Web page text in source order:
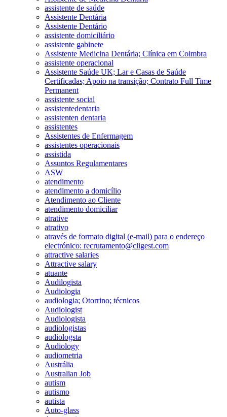
assistente de saúde
Assistente Dentária
Assistente Dentário
assistente domiciliário
assistente gabinete
Assistente Medicina Dentária; Clínica em Coimbra
assistente operacional
Assistente Saúde UK; Lar e Casas de Saúde
Certificadas; Apoio na transição; Contrato Full Time
Permanent
assistente social
assistentedentaria
assistenten dentaria
assistentes
Assistentes de Enfermagem
assistentes operacionais
assistida
Assuntos Regulamentares
ASW
atendimento
atendimento a domicílio
Atendimento ao Cliente
atendimento domiciliar
atrative
atrativo
através de formato digital (e-mail) para o endereço
electrónico: recrutamento@cligest.com
attractive salaries
Attractive salary
atuante
Audilogista
Audiologia
audiologia; Otorrino; técnicos
Audiologist
Audiologista
audiologistas
audiologsta
Audiology
audiometria
Austrália
Australian Job
autism
autismo
autista
Auto-glass